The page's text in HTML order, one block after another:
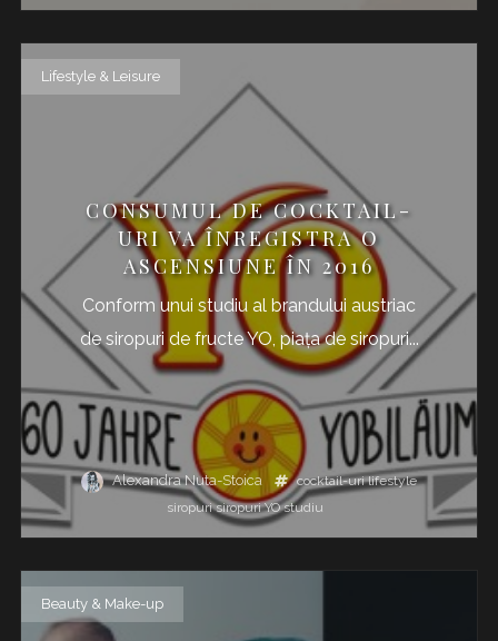
Lifestyle & Leisure
CONSUMUL DE COCKTAIL-
URI VA ÎNREGISTRA O
ASCENSIUNE ÎN 2016
Conform unui studiu al brandului austriac
de siropuri de fructe YO, piața de siropuri...
Alexandra Nuta-Stoica cocktail-uri lifestyle
siropuri siropuri YO studiu
Beauty & Make-up